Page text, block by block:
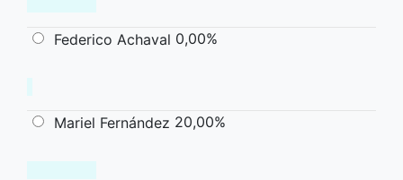
Federico Achaval 0,00%
Mariel Fernández 20,00%